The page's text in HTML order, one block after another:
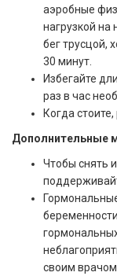
аэробные
нагрузкой на
бег трусцой,
30 минут.
Избегайте
раз в час
Когда
Дополнительные
Чтобы снять
своим